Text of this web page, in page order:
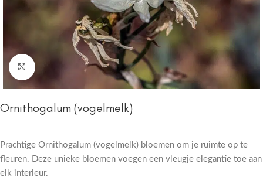
Click to enlarge
Ornithogalum (vogelmelk)
Prachtige Ornithogalum (vogelmelk) bloemen om je ruimte op te
fleuren. Deze unieke bloemen voegen een vleugje elegantie toe aan
elk interieur.